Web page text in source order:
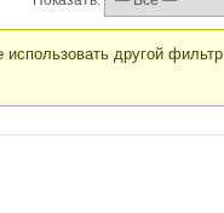
другой фильтр